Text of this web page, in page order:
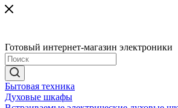
Готовый интернет-магазин электроники
Бытовая техника
Духовые шкафы